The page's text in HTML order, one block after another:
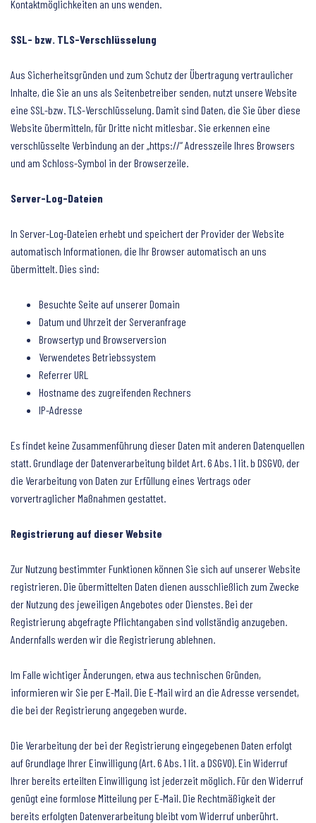
Kontaktmöglichkeiten an uns wenden.
SSL- bzw. TLS-Verschlüsselung
Aus Sicherheitsgründen und zum Schutz der Übertragung vertraulicher
Inhalte, die Sie an uns als Seitenbetreiber senden, nutzt unsere Website
eine SSL-bzw. TLS-Verschlüsselung. Damit sind Daten, die Sie über diese
Website übermitteln, für Dritte nicht mitlesbar. Sie erkennen eine
verschlüsselte Verbindung an der „https://“ Adresszeile Ihres Browsers
und am Schloss-Symbol in der Browserzeile.
Server-Log-Dateien
In Server-Log-Dateien erhebt und speichert der Provider der Website
automatisch Informationen, die Ihr Browser automatisch an uns
übermittelt. Dies sind:
Besuchte Seite auf unserer Domain
Datum und Uhrzeit der Serveranfrage
Browsertyp und Browserversion
Verwendetes Betriebssystem
Referrer URL
Hostname des zugreifenden Rechners
IP-Adresse
Es findet keine Zusammenführung dieser Daten mit anderen Datenquellen
statt. Grundlage der Datenverarbeitung bildet Art. 6 Abs. 1 lit. b DSGVO, der
die Verarbeitung von Daten zur Erfüllung eines Vertrags oder
vorvertraglicher Maßnahmen gestattet.
Registrierung auf dieser Website
Zur Nutzung bestimmter Funktionen können Sie sich auf unserer Website
registrieren. Die übermittelten Daten dienen ausschließlich zum Zwecke
der Nutzung des jeweiligen Angebotes oder Dienstes. Bei der
Registrierung abgefragte Pflichtangaben sind vollständig anzugeben.
Andernfalls werden wir die Registrierung ablehnen.
Im Falle wichtiger Änderungen, etwa aus technischen Gründen,
informieren wir Sie per E-Mail. Die E-Mail wird an die Adresse versendet,
die bei der Registrierung angegeben wurde.
Die Verarbeitung der bei der Registrierung eingegebenen Daten erfolgt
auf Grundlage Ihrer Einwilligung (Art. 6 Abs. 1 lit. a DSGVO). Ein Widerruf
Ihrer bereits erteilten Einwilligung ist jederzeit möglich. Für den Widerruf
genügt eine formlose Mitteilung per E-Mail. Die Rechtmäßigkeit der
bereits erfolgten Datenverarbeitung bleibt vom Widerruf unberührt.